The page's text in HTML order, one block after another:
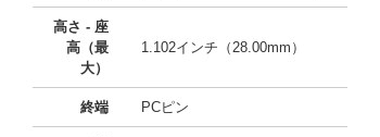
高さ - 座
高（最
大）
1.102インチ（28.00mm）
終端 PCピン